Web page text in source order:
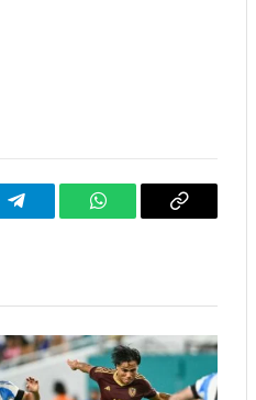
TelegramWhatsAppCopiar